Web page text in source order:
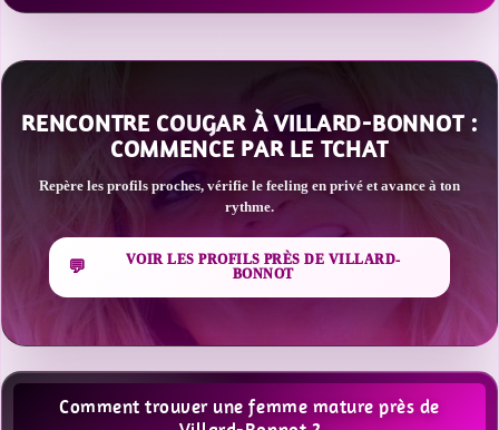
RENCONTRE COUGAR À VILLARD-BONNOT :
COMMENCE PAR LE TCHAT
Repère les profils proches, vérifie le feeling en privé et avance à ton
rythme.
VOIR LES PROFILS PRÈS DE VILLARD-
BONNOT
Comment trouver une femme mature près de